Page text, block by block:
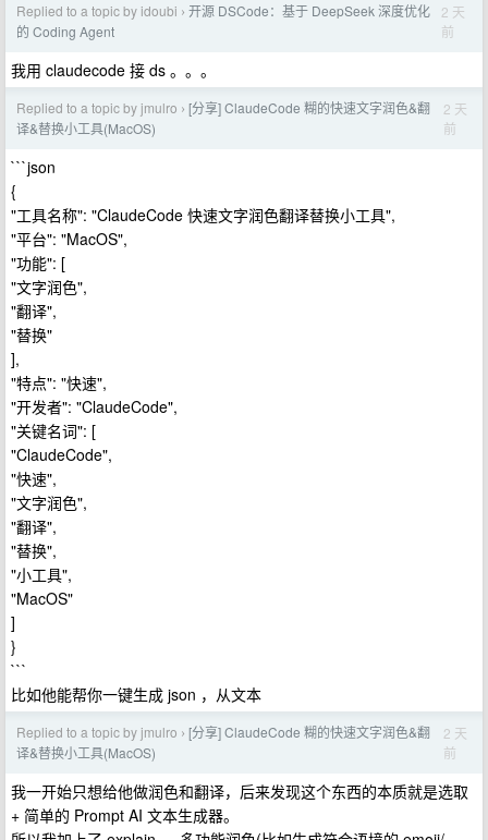
Replied to a topic by idoubi › 开源 DSCode：基于 DeepSeek 深度优化
的 Coding Agent
2 天
前
我用 claudecode 接 ds 。。。
Replied to a topic by jmulro › [分享] ClaudeCode 糊的快速文字润色&翻
译&替换小工具(MacOS)
2 天
前
```json
{
"工具名称": "ClaudeCode 快速文字润色翻译替换小工具",
"平台": "MacOS",
"功能": [
"文字润色",
"翻译",
"替换"
],
"特点": "快速",
"开发者": "ClaudeCode",
"关键名词": [
"ClaudeCode",
"快速",
"文字润色",
"翻译",
"替换",
"小工具",
"MacOS"
]
}
```
比如他能帮你一键生成 json ，从文本
Replied to a topic by jmulro › [分享] ClaudeCode 糊的快速文字润色&翻
译&替换小工具(MacOS)
2 天
前
我一开始只想给他做润色和翻译，后来发现这个东西的本质就是选取
+ 简单的 Prompt AI 文本生成器。